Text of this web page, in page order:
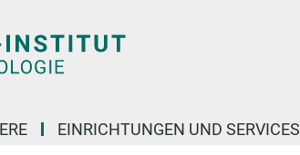
EINRICHTUNGEN UND SERVICES